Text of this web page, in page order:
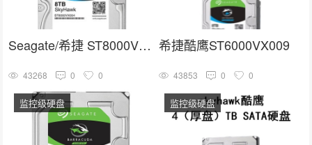
Seagate/希捷 ST8000VX004
43268 0 0
希捷酷鹰ST6000VX009
43853 0 0
监控级硬盘 监控级硬盘